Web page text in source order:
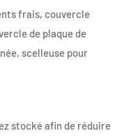
frais, couvercle
de plaque de
scelleuse pour
stocké afin de réduire